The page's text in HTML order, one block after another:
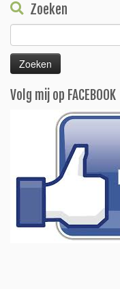
Zoeken
Zoeken
naar:
Volg mij op FACEBOOK